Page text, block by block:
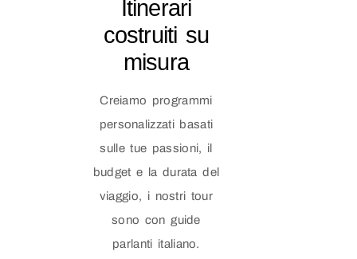
Itinerari
costruiti su
misura
Creiamo programmi
personalizzati basati
sulle tue passioni, il
budget e la durata del
viaggio, i nostri tour
sono con guide
parlanti italiano.